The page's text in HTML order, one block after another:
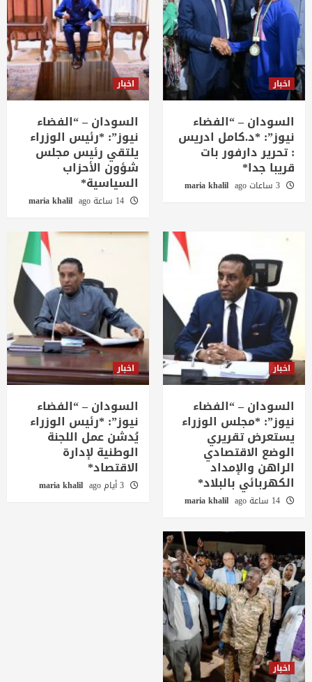
اخبار
السودان – “الفضاء
نيوز”: *د.كامل ادريس
: تحرير دارفور بات
قريبا جدا*
3 ساعات ago maria khalil
اخبار
السودان – “الفضاء
نيوز”: *رئيس الوزراء
يلتقي رئيس مجلس
شؤون الأحزاب
السياسية*
14 ساعة ago maria khalil
اخبار
السودان – “الفضاء
نيوز”: *مجلس الوزراء
يستعرض تقريري
الوضع الاقتصادي
الراهن والإمداد
الكهربائي بالبلاد*
14 ساعة ago maria khalil
اخبار
السودان – “الفضاء
نيوز”: *رئيس الوزراء
يُدشن عمل اللجنة
الوطنية لإدارة
الاقتصاد*
3 أيام ago maria khalil
اخبار